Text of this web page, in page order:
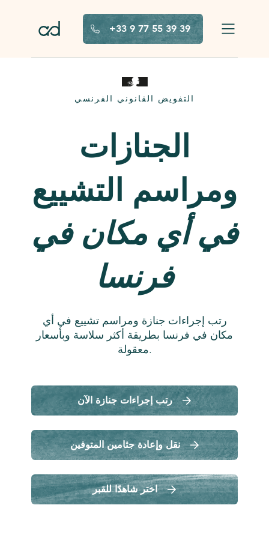
+33 9 77 55 39 39
التفويض القانوني الفرنسي
الجنازات
ومراسم التشييع
في أي مكان في
فرنسا
رتب إجراءات جنازة ومراسم تشييع في أي
مكان في فرنسا بطريقة أكثر سلاسة وبأسعار
معقولة.
رتب إجراءات جنازة الآن
نقل وإعادة جثامين المتوفين
اختر شاهدًا للقبر